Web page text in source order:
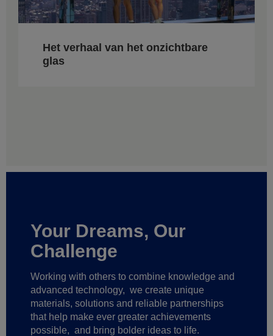
Het verhaal van het onzichtbare
glas
Your Dreams, Our
Challenge
Working with others to combine knowledge and
advanced technology, we create unique
materials, solutions and reliable partnerships
that help make ever greater achievements
possible, and bring bolder ideas to life.